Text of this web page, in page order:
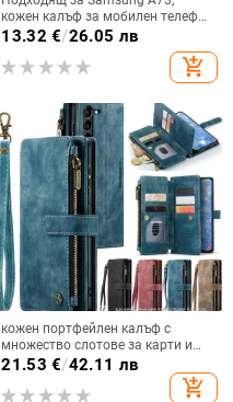
кожен калъф за мобилен телефон
A36/A16, калъф за мобилен
телефон A26/A56, флип калъф,
защитен калъф, невидима скоба.
13.32 €/26.05 лв
add_shopping_cart
кожен портфейлен калъф с
множество слотове за карти и
цип за iPhone 11–17 Pro Max, XR,
21.53 €/42.11 лв
add_shopping_cart